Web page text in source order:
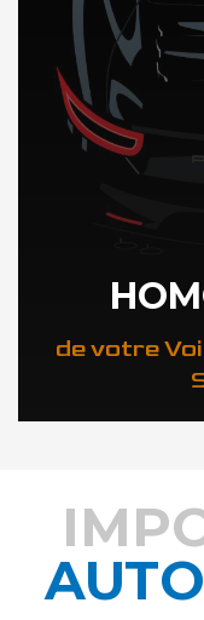
de votre